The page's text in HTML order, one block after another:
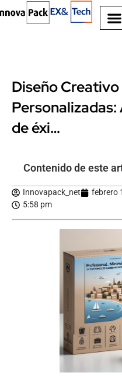
Diseño
Personalizadas:
de éxi…
Contenido de este
Innovapack_net
febrero
5:58 pm